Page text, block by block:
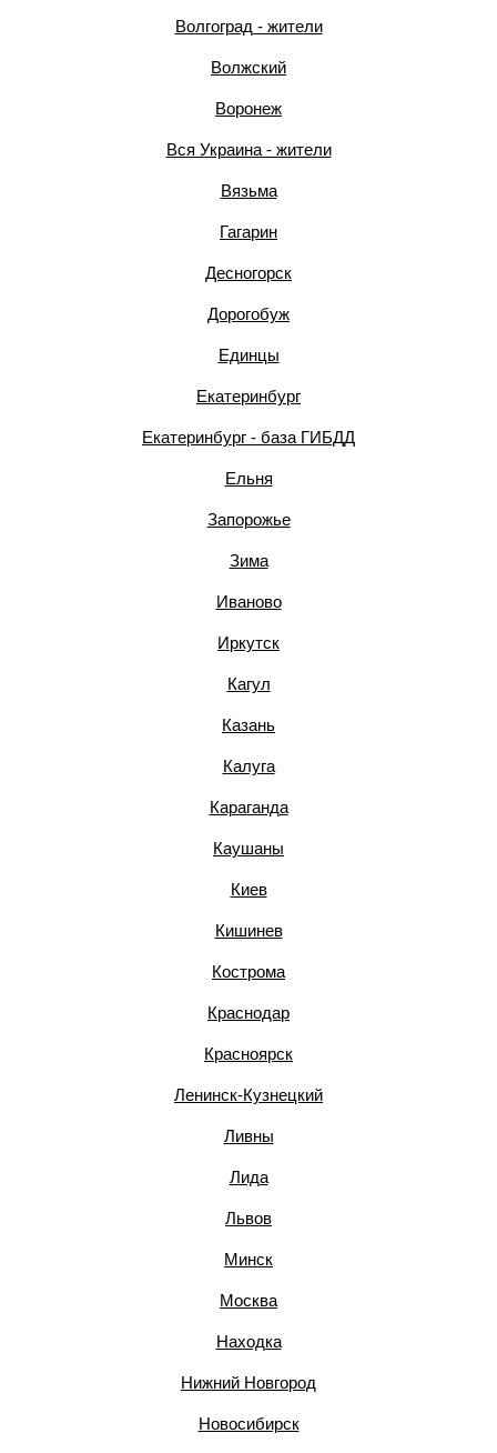
Волгоград - жители
Волжский
Воронеж
Вся Украина - жители
Вязьма
Гагарин
Десногорск
Дорогобуж
Единцы
Екатеринбург
Екатеринбург - база ГИБДД
Ельня
Запорожье
Зима
Иваново
Иркутск
Кагул
Казань
Калуга
Караганда
Каушаны
Киев
Кишинев
Кострома
Краснодар
Красноярск
Ленинск-Кузнецкий
Ливны
Лида
Львов
Минск
Москва
Находка
Нижний Новгород
Новосибирск